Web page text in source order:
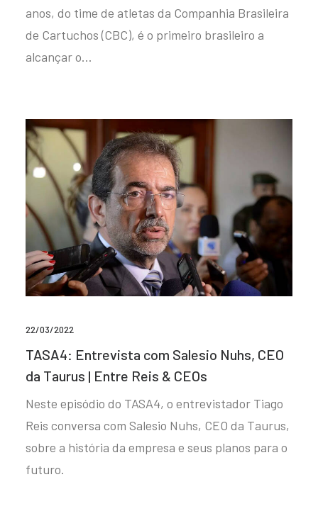
anos, do time de atletas da Companhia Brasileira
de Cartuchos (CBC), é o primeiro brasileiro a
alcançar o…
22/03/2022
TASA4: Entrevista com Salesio Nuhs, CEO
da Taurus | Entre Reis & CEOs
Neste episódio do TASA4, o entrevistador Tiago
Reis conversa com Salesio Nuhs, CEO da Taurus,
sobre a história da empresa e seus planos para o
futuro.